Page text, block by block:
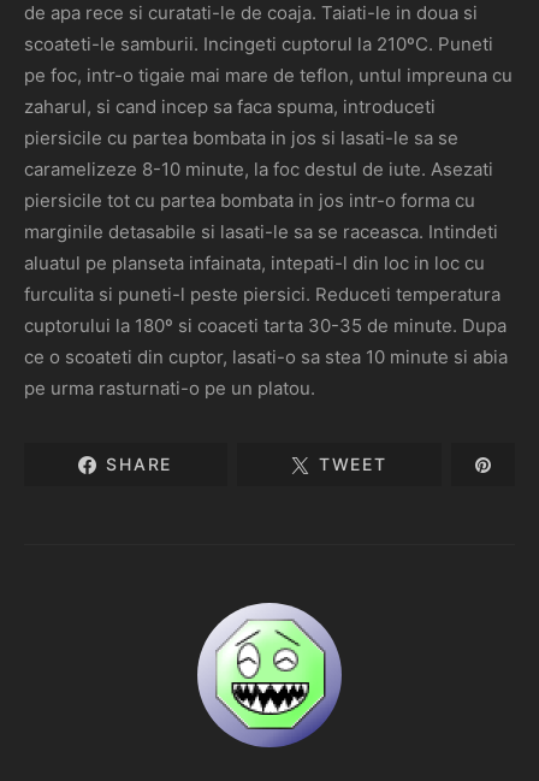
de apa rece si curatati-le de coaja. Taiati-le in doua si
scoateti-le samburii. Incingeti cuptorul la 210ºC. Puneti
pe foc, intr-o tigaie mai mare de teflon, untul impreuna cu
zaharul, si cand incep sa faca spuma, introduceti
piersicile cu partea bombata in jos si lasati-le sa se
caramelizeze 8-10 minute, la foc destul de iute. Asezati
piersicile tot cu partea bombata in jos intr-o forma cu
marginile detasabile si lasati-le sa se raceasca. Intindeti
aluatul pe planseta infainata, intepati-l din loc in loc cu
furculita si puneti-l peste piersici. Reduceti temperatura
cuptorului la 180º si coaceti tarta 30-35 de minute. Dupa
ce o scoateti din cuptor, lasati-o sa stea 10 minute si abia
pe urma rasturnati-o pe un platou.
SHARE TWEET